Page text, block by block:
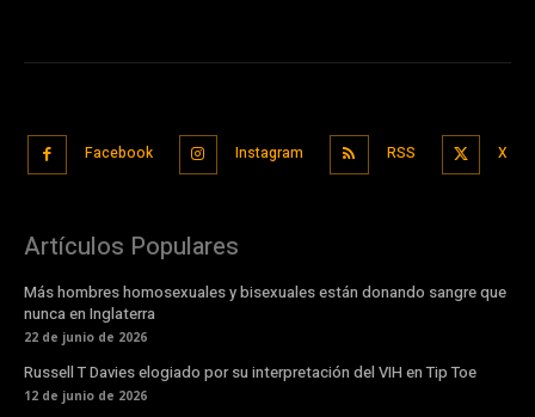
Facebook Instagram RSS X
Artículos Populares
Más hombres homosexuales y bisexuales están donando sangre que
nunca en Inglaterra
22 de junio de 2026
Russell T Davies elogiado por su interpretación del VIH en Tip Toe
12 de junio de 2026